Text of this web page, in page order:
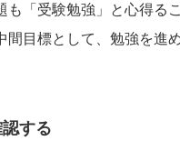
も「受験勉強」と心得る
間目標として、勉強を進
する